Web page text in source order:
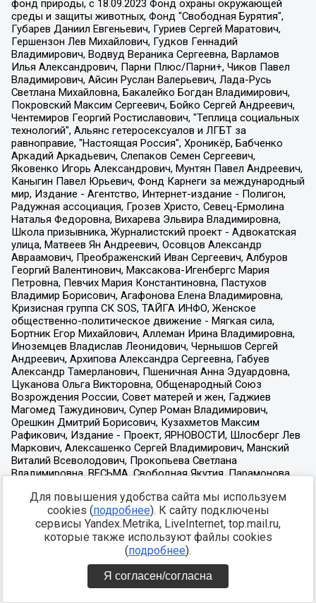
Для повышения удобства сайта мы используем
cookies (подробнее). К сайту подключены
сервисы Yandex.Metrika, LiveInternet, top.mail.ru,
которые также используют файлы cookies
(подробнее).
Я согласен/согласна